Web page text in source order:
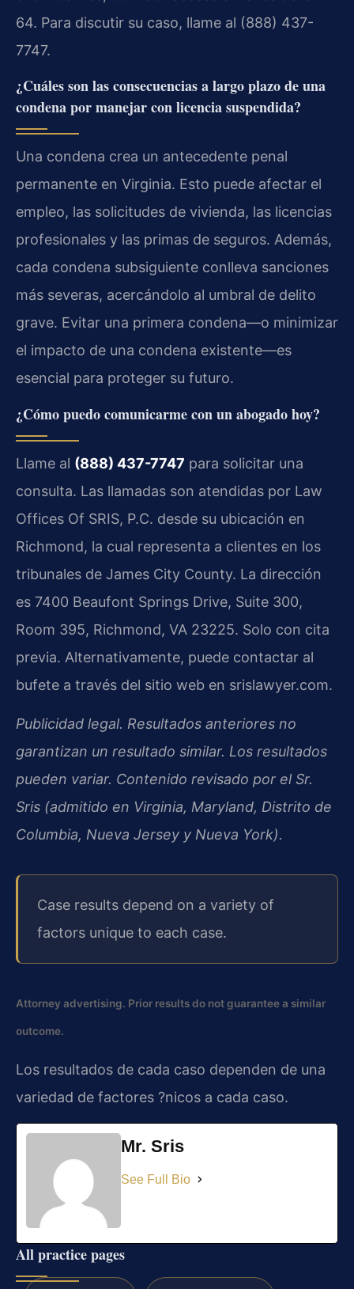
64. Para discutir su caso, llame al (888) 437-
7747.
¿Cuáles son las consecuencias a largo plazo de una
condena por manejar con licencia suspendida?
Una condena crea un antecedente penal
permanente en Virginia. Esto puede afectar el
empleo, las solicitudes de vivienda, las licencias
profesionales y las primas de seguros. Además,
cada condena subsiguiente conlleva sanciones
más severas, acercándolo al umbral de delito
grave. Evitar una primera condena—o minimizar
el impacto de una condena existente—es
esencial para proteger su futuro.
¿Cómo puedo comunicarme con un abogado hoy?
Llame al (888) 437-7747 para solicitar una
consulta. Las llamadas son atendidas por Law
Offices Of SRIS, P.C. desde su ubicación en
Richmond, la cual representa a clientes en los
tribunales de James City County. La dirección
es 7400 Beaufont Springs Drive, Suite 300,
Room 395, Richmond, VA 23225. Solo con cita
previa. Alternativamente, puede contactar al
bufete a través del sitio web en srislawyer.com.
Publicidad legal. Resultados anteriores no
garantizan un resultado similar. Los resultados
pueden variar. Contenido revisado por el Sr.
Sris (admitido en Virginia, Maryland, Distrito de
Columbia, Nueva Jersey y Nueva York).
Case results depend on a variety of
factors unique to each case.
Attorney advertising. Prior results do not guarantee a similar
outcome.
Los resultados de cada caso dependen de una
variedad de factores ?nicos a cada caso.
Mr. Sris
See Full Bio
All practice pages